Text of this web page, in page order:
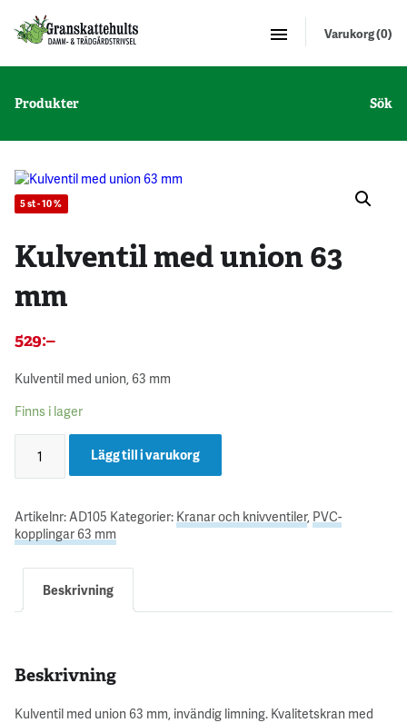
Varukorg (0)
Produkter Sök
5 st - 10 %
Kulventil med union 63
mm
529:–
Kulventil med union, 63 mm
Finns i lager
Lägg till i varukorg
Artikelnr: AD105 Kategorier: Kranar och knivventiler, PVC-
kopplingar 63 mm
Beskrivning
Beskrivning
Kulventil med union 63 mm, invändig limning. Kvalitetskran med